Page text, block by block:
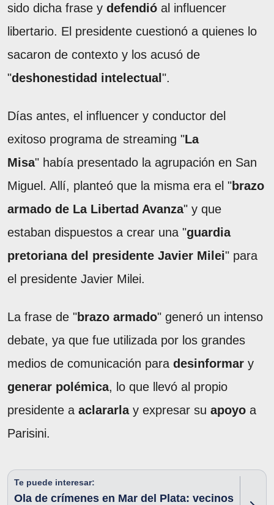
sido dicha frase y defendió al influencer
libertario. El presidente cuestionó a quienes lo
sacaron de contexto y los acusó de
"deshonestidad intelectual ".
Días antes, el influencer y conductor del
exitoso programa de streaming "La
Misa" había presentado la agrupación en San
Miguel. Allí, planteó que la misma era el "brazo
armado de La Libertad Avanza" y que
estaban dispuestos a crear una "guardia
pretoriana del presidente Javier Milei" para
el presidente Javier Milei.
La frase de "brazo armado" generó un intenso
debate, ya que fue utilizada por los grandes
medios de comunicación para desinformar y
generar polémica, lo que llevó al propio
presidente a aclararlay expresar su apoyo a
Parisini.
Te puede interesar:
Ola de crímenes en Mar del Plata: vecinos